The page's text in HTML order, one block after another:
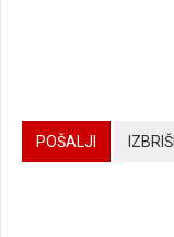
POŠALJI IZBRIŠI